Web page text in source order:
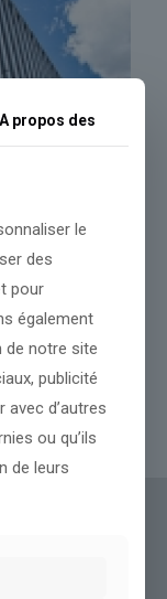
trois, sortie du
de 11,5% en
rival Concentrix
tous.
A propos des
le
des
pour
également
de notre site
publicité
avec d’autres
ou qu’ils
de leurs